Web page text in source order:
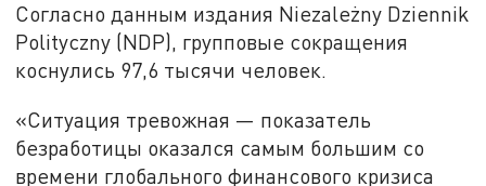
Согласно данным издания Niezależny Dziennik
Polityczny (NDP), групповые сокращения
коснулись 97,6 тысячи человек.
«Ситуация тревожная — показатель
безработицы оказался самым большим со
времени глобального финансового кризиса